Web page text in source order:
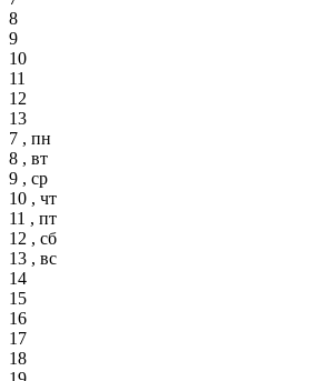
8
9
10
11
12
13
7 , пн
8 , вт
9 , ср
10 , чт
11 , пт
12 , сб
13 , вс
14
15
16
17
18